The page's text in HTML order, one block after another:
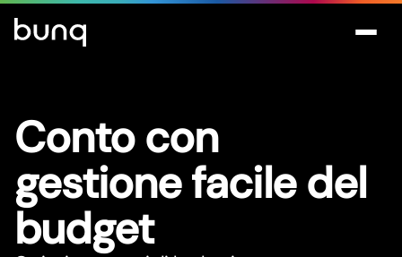
Conto con
gestione facile del
budget